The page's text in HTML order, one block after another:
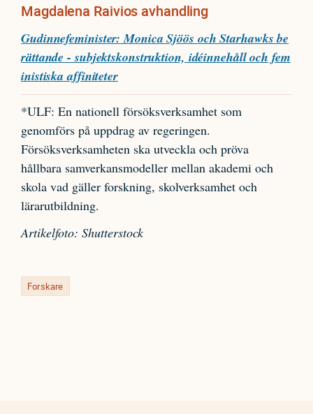
Magdalena Raivios avhandling
Gudinnefeminister: Monica Sjöös och Starhawks be
rättande - subjektskonstruktion, idéinnehåll och fem
inistiska affiniteter
*ULF: En nationell försöksverksamhet som
genomförs på uppdrag av regeringen.
Försöksverksamheten ska utveckla och pröva
hållbara samverkansmodeller mellan akademi och
skola vad gäller forskning, skolverksamhet och
lärarutbildning.
Artikelfoto: Shutterstock
Forskare